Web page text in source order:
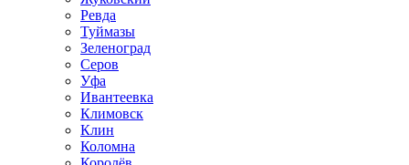
Ревда
Туймазы
Зеленоград
Серов
Уфа
Ивантеевка
Климовск
Клин
Коломна